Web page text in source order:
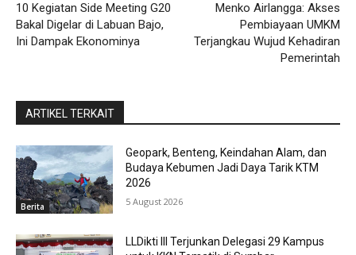
10 Kegiatan Side Meeting G20
Bakal Digelar di Labuan Bajo,
Ini Dampak Ekonominya
Menko Airlangga: Akses
Pembiayaan UMKM
Terjangkau Wujud Kehadiran
Pemerintah
ARTIKEL TERKAIT
Berita
Geopark, Benteng, Keindahan Alam, dan
Budaya Kebumen Jadi Daya Tarik KTM
2026
5 August 2026
LLDikti III Terjunkan Delegasi 29 Kampus